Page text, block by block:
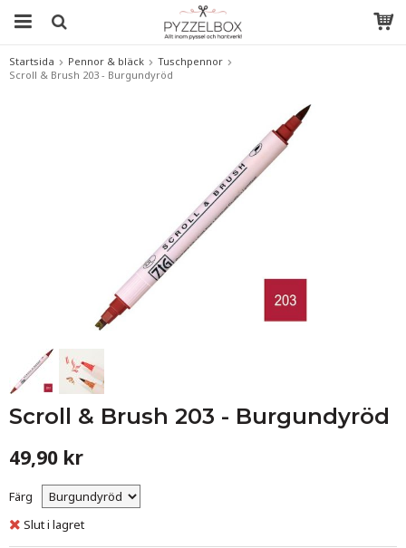
Startsida Pennor & bläck
Tuschpennor
Scroll & Brush 203 - Burgundyröd
Scroll & Brush 203 - Burgundyröd
49,90 kr
Färg
Slut i lagret